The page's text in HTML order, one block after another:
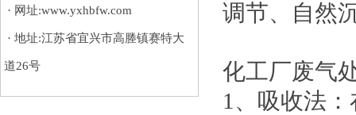
· 网址:www.yxhbfw.com
· 地址:江苏省宜兴市高塍镇赛特大
道26号
调节、自然
化工厂废气
1、吸收法